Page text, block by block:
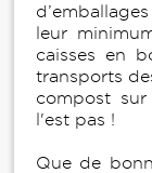
leur
caisses en
transports
compost
l'est pas !
Que de